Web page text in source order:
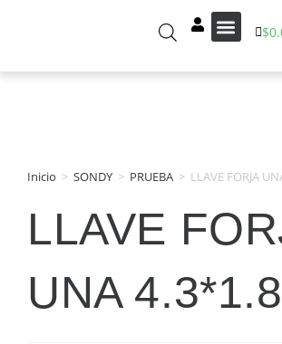
$
Inicio > SONDY > PRUEBA > LLAVE FORJA
LLAVE
UNA